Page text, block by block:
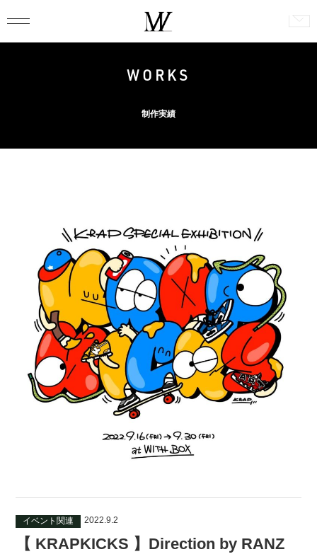
WORKS
制作実績
イベント関連 2022.9.2
【 KRAPKICKS 】Direction by RANZ